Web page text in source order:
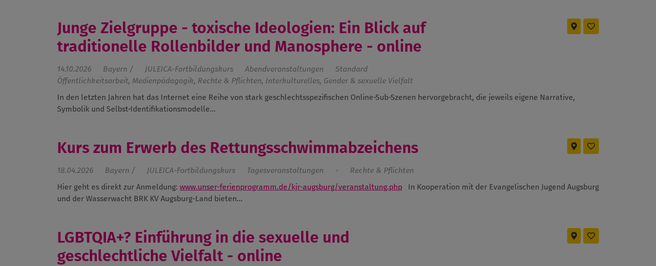
Junge Zielgruppe - toxische Ideologien: Ein Blick auf
traditionelle Rollenbilder und Manosphere - online
14.10.2026 Bayern / JULEICA-Fortbildungskurs Abendveranstaltungen
Standard
Öffentlichkeitsarbeit, Medienpädagogik, Rechte & Pflichten, Interkulturelles, Gender & sexuelle Vielfalt
In den letzten Jahren hat das Internet eine Reihe von stark geschlechtsspezifischen Online‑Sub‑Szenen hervorgebracht, die jeweils eigene Narrative,
Symbolik und Selbst‑Identifikationsmodelle...
Kurs zum Erwerb des Rettungsschwimmabzeichens
18.04.2026 Bayern / JULEICA-Fortbildungskurs Tagesveranstaltungen -
Rechte & Pflichten
Hier geht es direkt zur Anmeldung: www.unser-ferienprogramm.de/kjr-augsburg/veranstaltung.php
In Kooperation mit der Evangelischen Jugend Augsburg
und der Wasserwacht BRK KV Augsburg-Land bieten...
LGBTQIA+? Einführung in die sexuelle und
geschlechtliche Vielfalt - online